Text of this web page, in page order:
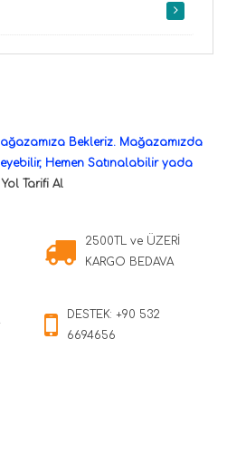
Bekleriz. Mağazamızda
Hemen Satınalabilir yada
Yol Tarifi Al
2500TL ve ÜZERİ
KARGO BEDAVA
DESTEK: +90 532
6694656